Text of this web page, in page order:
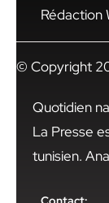
Rédaction
© Copyright
Quotidien
La Presse
tunisien.